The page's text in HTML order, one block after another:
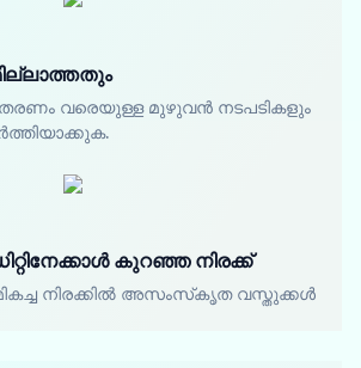
വരെയുള്ള മുഴുവൻ നടപടികളും
കുറഞ്ഞ നിരക്ക്
നിരക്കിൽ അസംസ്‌കൃത വസ്തുക്കൾ